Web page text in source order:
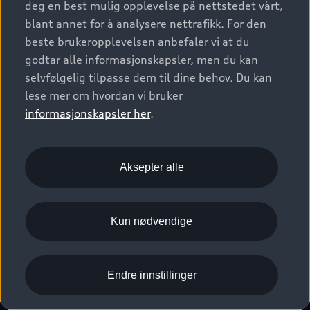
S/RS
Konseptbiler og prototyper
Prislister
Leasing
Bilgarantier
Audi Forsikring
Verkstedtjenester
Functions on demand
Kom i gang med myAudi
Kundeservice
Nyhetsbrev
Presse
Karriere
Bli sertifisert merkeverksted
Autoretur
Åpenhetsloven
© 2026 AUDI NORGE. All Rights Reserved.
Imprint Ansvarserklæring
Personvern
Informasjonskapsler (cookies)
Juridisk informasjon AUDI AG
deg en best mulig opplevelse på nettstedet vårt,
blant annet for å analysere nettrafikk. For den
beste brukeropplevelsen anbefaler vi at du
godtar alle informasjonskapsler, men du kan
selvfølgelig tilpasse dem til dine behov. Du kan
lese mer om hvordan vi bruker
informasjonskapsler her.
Aksepter alle
Kun nødvendige
Endre innstillinger